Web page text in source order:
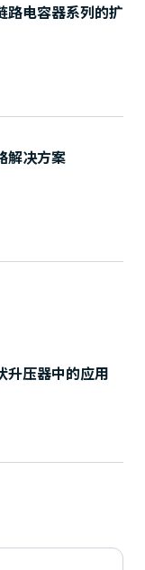
路电容器系列的扩
解决方案
升压器中的应用